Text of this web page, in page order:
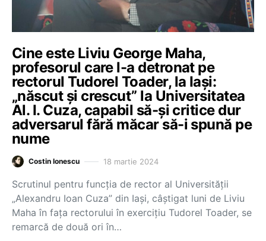
Cine este Liviu George Maha,
profesorul care l-a detronat pe
rectorul Tudorel Toader, la Iași:
„născut și crescut” la Universitatea
Al. I. Cuza, capabil să-și critice dur
adversarul fără măcar să-i spună pe
nume
Costin Ionescu 18 martie 2024
Scrutinul pentru funcția de rector al Universității
„Alexandru Ioan Cuza” din Iași, câștigat luni de Liviu
Maha în fața rectorului în exercițiu Tudorel Toader, se
remarcă de două ori în…